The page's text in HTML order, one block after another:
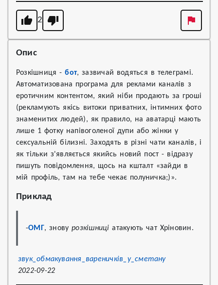
2
Опис
Розкішниця -бот, зазвичай водяться в телеграмі.
Автоматизована програма для реклами каналів з
еротичним контентом, який ніби продають за гроші
(рекламують якісь витоки приватних, інтимних фото
знаменитих людей), як правило, на аватарці мають
лише 1 фотку напівоголеної дупи або жінки у
сексуальній білизні. Заходять в різні чати каналів, і
як тільки з'являється якийсь новий пост - відразу
пишуть повідомлення, щось на кшталт «зайди в
мій профіль, там на тебе чекає полуничка;)».
Приклад
-ОМГ, знову розкішниці атакують чат Хріновин.
звук_обмакування_вареничків_у_сметану
2022-09-22